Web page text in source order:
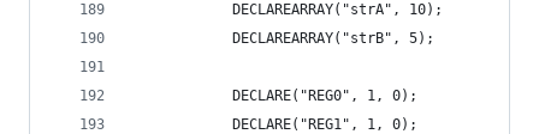
            DECLAREARRAY("strA", 10);
            DECLAREARRAY("strB", 5);
            DECLARE("REG0", 1, 0);
            DECLARE("REG1", 1, 0);